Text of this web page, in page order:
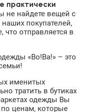
практически
не найдете вещей с
покупателей,
что отправляется в
«Во!Ва!» – это
именитых
тратить в бутиках
одежды Вы
ценам, которые